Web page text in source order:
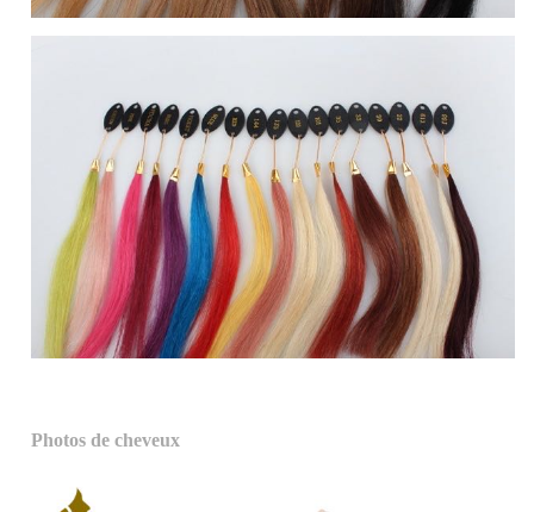
Photos de cheveux